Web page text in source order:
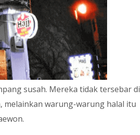
susah. Mereka tidak tersebar di
melainkan warung-warung halal itu